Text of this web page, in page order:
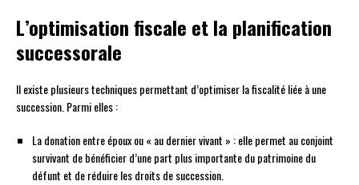
L’optimisation fiscale et la planification
successorale
Il existe plusieurs techniques permettant d’optimiser la fiscalité liée à une
succession. Parmi elles :
La donation entre époux ou « au dernier vivant » : elle permet au conjoint
survivant de bénéficier d’une part plus importante du patrimoine du
défunt et de réduire les droits de succession.